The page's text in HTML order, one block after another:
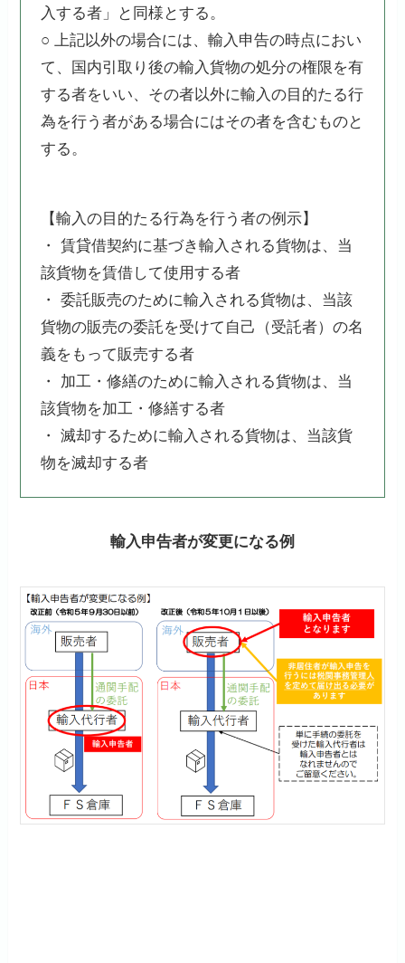
入する者」と同様とする。
○ 上記以外の場合には、輸入申告の時点におい
て、国内引取り後の輸入貨物の処分の権限を有
する者をいい、その者以外に輸入の目的たる行
為を行う者がある場合にはその者を含むものと
する。
【輸入の目的たる行為を行う者の例示】
・ 賃貸借契約に基づき輸入される貨物は、当
該貨物を賃借して使用する者
・ 委託販売のために輸入される貨物は、当該
貨物の販売の委託を受けて自己（受託者）の名
義をもって販売する者
・ 加工・修繕のために輸入される貨物は、当
該貨物を加工・修繕する者
・ 滅却するために輸入される貨物は、当該貨
物を滅却する者
輸入申告者が変更になる例